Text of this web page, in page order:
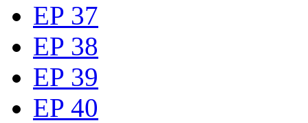
EP 37
EP 38
EP 39
EP 40